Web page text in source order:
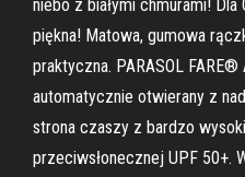
niebo z białymi chmurami!
piękna! Matowa, gumowa
praktyczna. PARASOL FARE®
automatycznie otwierany z
strona czaszy z bardzo
przeciwsłonecznej UPF 50+.